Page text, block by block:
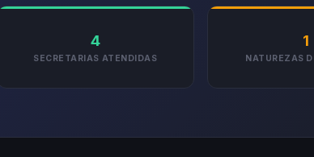
4
SECRETARIAS ATENDIDAS
1
NATUREZAS